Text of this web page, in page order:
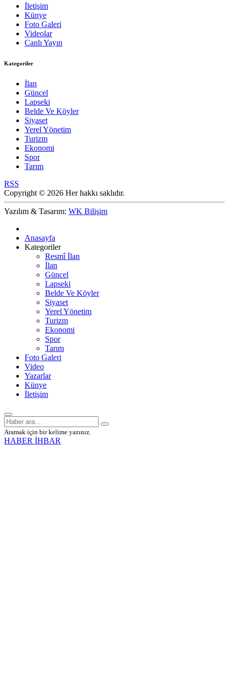
İletişim
Künye
Foto Galeri
Videolar
Canlı Yayın
Kategoriler
İlan
Güncel
Lapseki
Belde Ve Köyler
Siyaset
Yerel Yönetim
Turizm
Ekonomi
Spor
Tarım
RSS
Copyright © 2026 Her hakkı saklıdır.
Yazılım & Tasarım: WK Bilişim
Anasayfa
Kategoriler
Resmî İlan
İlan
Güncel
Lapseki
Belde Ve Köyler
Siyaset
Yerel Yönetim
Turizm
Ekonomi
Spor
Tarım
Foto Galeri
Video
Yazarlar
Künye
İletişim
Aramak için bir kelime yazınız.
HABER İHBAR